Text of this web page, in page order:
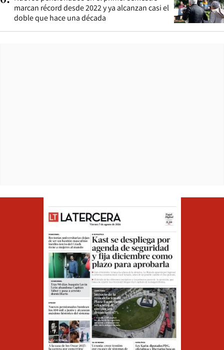
marcan récord desde 2022 y ya alcanzan casi el
doble que hace una década